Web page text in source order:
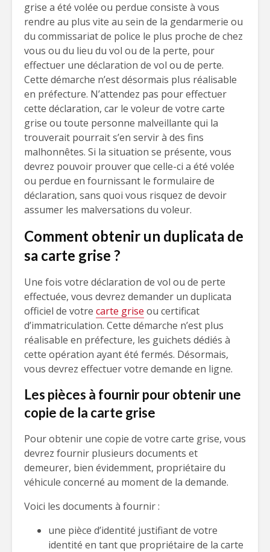
grise a été volée ou perdue consiste à vous
rendre au plus vite au sein de la gendarmerie ou
du commissariat de police le plus proche de chez
vous ou du lieu du vol ou de la perte, pour
effectuer une déclaration de vol ou de perte.
Cette démarche n’est désormais plus réalisable
en préfecture. N’attendez pas pour effectuer
cette déclaration, car le voleur de votre carte
grise ou toute personne malveillante qui la
trouverait pourrait s’en servir à des fins
malhonnêtes. Si la situation se présente, vous
devrez pouvoir prouver que celle-ci a été volée
ou perdue en fournissant le formulaire de
déclaration, sans quoi vous risquez de devoir
assumer les malversations du voleur.
Comment obtenir un duplicata de
sa carte grise ?
Une fois votre déclaration de vol ou de perte
effectuée, vous devrez demander un duplicata
officiel de votre carte grise ou certificat
d’immatriculation. Cette démarche n’est plus
réalisable en préfecture, les guichets dédiés à
cette opération ayant été fermés. Désormais,
vous devrez effectuer votre demande en ligne.
Les pièces à fournir pour obtenir une
copie de la carte grise
Pour obtenir une copie de votre carte grise, vous
devrez fournir plusieurs documents et
demeurer, bien évidemment, propriétaire du
véhicule concerné au moment de la demande.
Voici les documents à fournir :
une pièce d’identité justifiant de votre
identité en tant que propriétaire de la carte